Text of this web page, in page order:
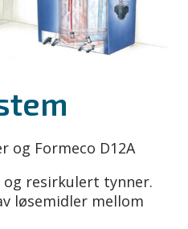
og Formeco D12A
resirkulert tynner.
løsemidler mellom